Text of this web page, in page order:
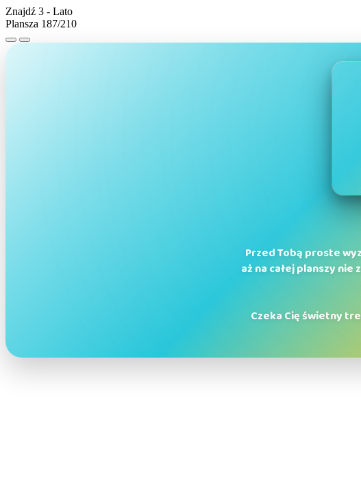
Znajdź 3 - Lato
Plansza 187/210
Przed Tobą proste
aż na całej planszy
Czeka Cię świetny